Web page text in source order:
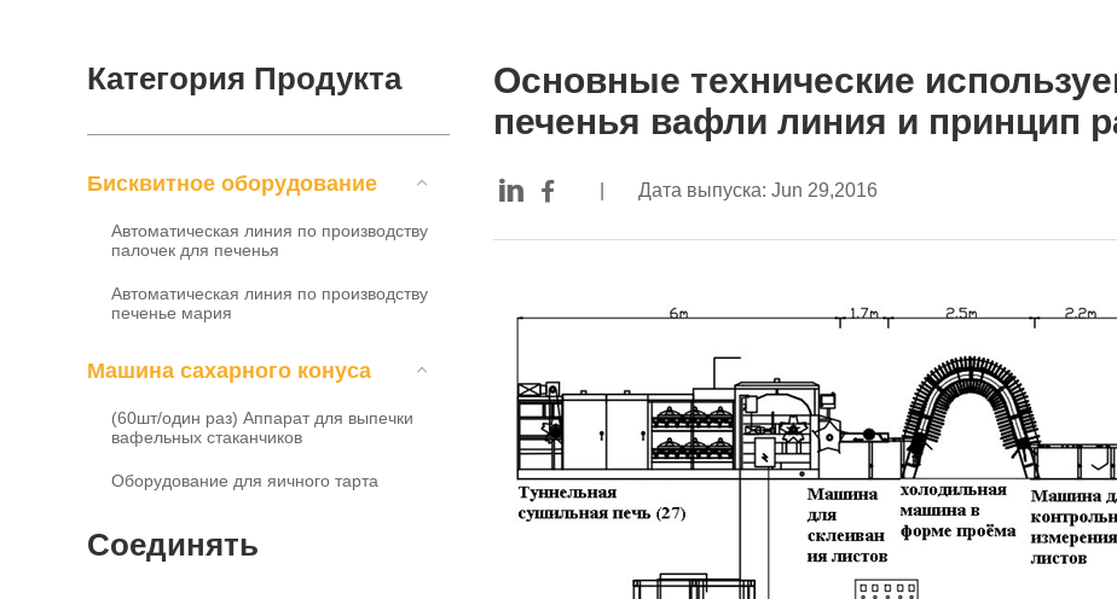
Категория Продукта
Бисквитное оборудование
Автоматическая линия по производству
палочек для печенья
Автоматическая линия по производству
печенье мария
Mашина сахарного конуса
(60шт/один раз) Аппарат для выпечки
вафельных стаканчиков
Оборудование для яичного тарта
Соединять
Основные технические
печенья вафли линия и принцип
Дата выпуска: Jun 29,2016